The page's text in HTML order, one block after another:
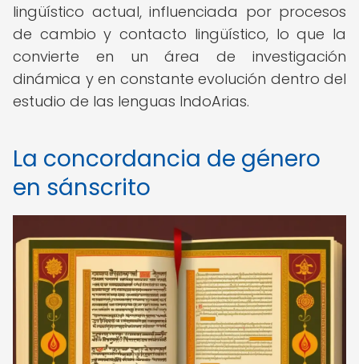
lingüístico actual, influenciada por procesos
de cambio y contacto lingüístico, lo que la
convierte en un área de investigación
dinámica y en constante evolución dentro del
estudio de las lenguas IndoArias.
La concordancia de género
en sánscrito